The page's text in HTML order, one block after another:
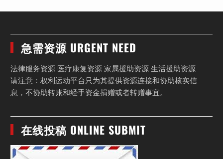
急需资源 URGENT NEED
法律服务资源 医疗康复资源 家属援助资源 生活援助资源
请注意：权利运动平台只为其提供资源连接和协助核实信
息，不协助转账和经手资金捐赠或者转赠事宜。
在线投稿 ONLINE SUBMIT